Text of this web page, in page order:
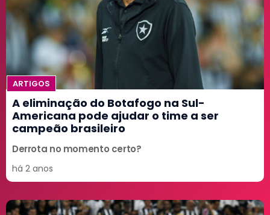
ARTIGOS
A eliminação do Botafogo na Sul-
Americana pode ajudar o time a ser
campeão brasileiro
Derrota no momento certo?
há 2 anos